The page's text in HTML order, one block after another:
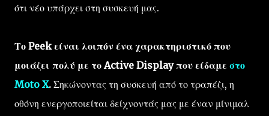
ότι νέο υπάρχει στη συσκευή μας.
Το Peek είναι λοιπόν ένα χαρακτηριστικό που
μοιάζει πολύ με το Active Display που είδαμε στο
Moto X. Σηκώνοντας τη συσκευή από το τραπέζι, η
οθόνη ενεργοποιείται δείχνοντάς μας με έναν μίνιμαλ